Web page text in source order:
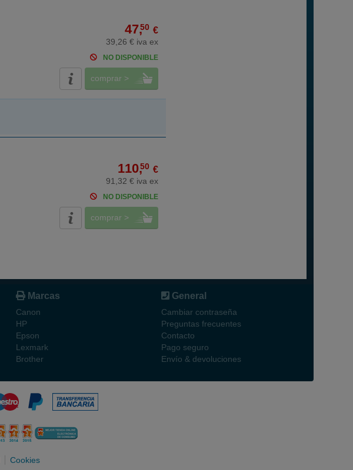
47,50 €
39,26 € iva ex
NO DISPONIBLE
comprar >
110,50 €
91,32 € iva ex
NO DISPONIBLE
comprar >
Marcas
Canon
HP
Epson
Lexmark
Brother
General
Cambiar contraseña
Preguntas frecuentes
Contacto
Pago seguro
Envío & devoluciones
Cookies